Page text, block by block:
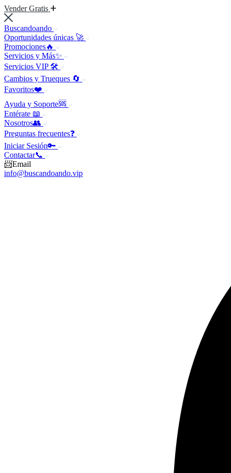
Vender Gratis
Buscandoando
Oportunidades únicas 🚀
Promociones🔥
Servicios y Más✨
Servicios VIP 🛠️
Cambios y Trueques 🔄
Favoritos❤️
Ayuda y Soporte🆘
Entérate 📖
Nosotros👥
Preguntas frecuentes❓
Iniciar Sesión🔑
Contactar📞
📨Email
info@buscandoando.vip